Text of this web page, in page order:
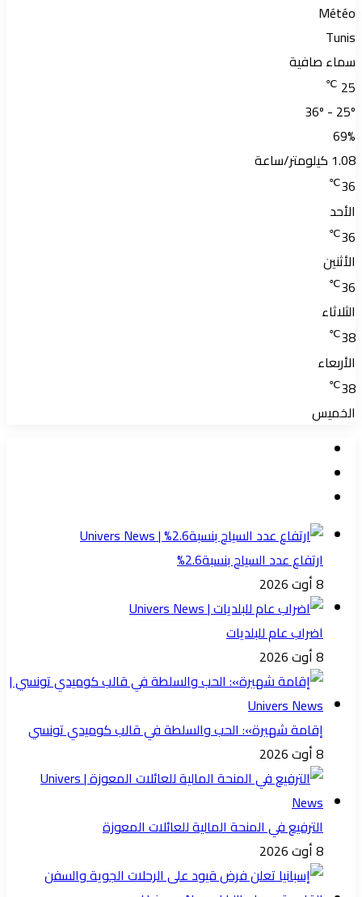
Météo
Tunis
سماء صافية
25
℃
36º - 25º
69%
1.08 كيلومتر/ساعة
36
℃
الأحد
36
℃
الأثنين
36
℃
الثلاثاء
38
℃
الأربعاء
38
℃
الخميس
ارتفاع عدد السياح بنسبة2.6%
8 أوت 2026
اضراب عام للبلديات
8 أوت 2026
إقامة شهيرة»: الحب والسلطة في قالب كوميدي تونسي
8 أوت 2026
الترفيع في المنحة المالية للعائلات المعوزة
8 أوت 2026